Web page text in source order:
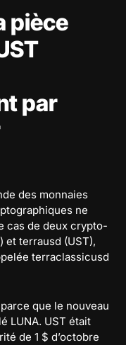
pièce
par
des monnaies
ne
cas de deux crypto-
et terrausd (UST),
terraclassicusd
que le nouveau
LUNA. UST était
de 1 $ d’octobre